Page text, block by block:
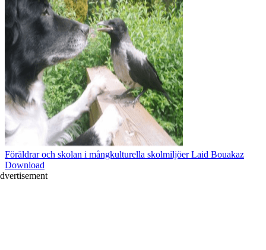
Föräldrar och skolan i mångkulturella skolmiljöer Laid Bouakaz
Download